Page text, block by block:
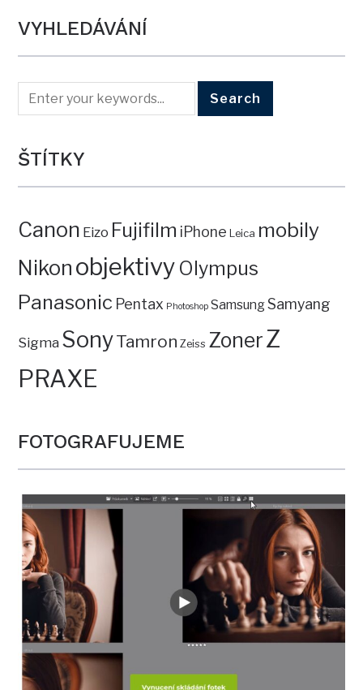
VYHLEDÁVÁNÍ
ŠTÍTKY
Canon Eizo Fujifilm iPhone Leica mobily
Nikon objektivy Olympus
Panasonic Pentax Photoshop SamsungSamyang
Sigma SonyTamron Zeiss ZonerZ
PRAXE
FOTOGRAFUJEME